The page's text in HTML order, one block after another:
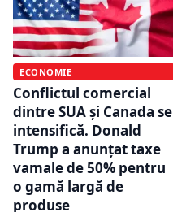
ECONOMIE
Conflictul comercial
dintre SUA și Canada se
intensifică. Donald
Trump a anunțat taxe
vamale de 50% pentru
o gamă largă de
produse